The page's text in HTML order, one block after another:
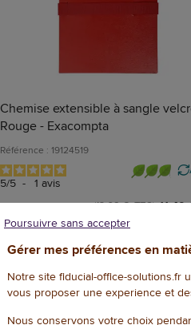
Chemise extensible à sangle
Rouge - Exacompta
Référence : 19124519
5/5 - 1 avis
(13,68 € TTC)
EN STOCK, LIVRÉ EN 24/
Qté
AJOUTER
Gérer mes préférences en
Notre site fiducial-office-solutions.fr
vous proposer une experience et
Nous conservons votre choix
Poursuivre sans accepter